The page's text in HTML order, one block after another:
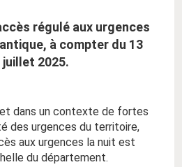
régulé aux urgences
à compter du 13
juillet 2025.
dans un contexte de fortes
des urgences du territoire,
aux urgences la nuit est
du département.